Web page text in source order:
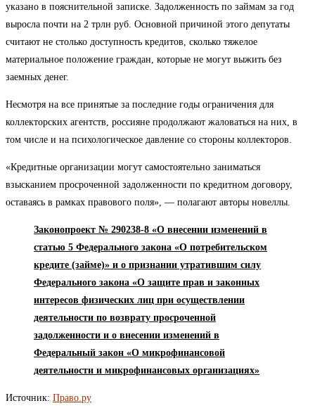
указано в пояснительной записке. Задолженность по займам за год
выросла почти на 2 трлн руб. Основной причиной этого депутаты
считают не столько доступность кредитов, сколько тяжелое
материальное положение граждан, которые не могут выжить без
заемных денег.
Несмотря на все принятые за последние годы ограничения для
коллекторских агентств, россияне продолжают жаловаться на них, в
том числе и на психологическое давление со стороны коллекторов.
«Кредитные организации могут самостоятельно заниматься
взысканием просроченной задолженности по кредитном договору,
оставаясь в рамках правового поля», — полагают авторы новеллы.
Законопроект № 290238-8 «О внесении изменений в
статью 5 Федерального закона «О потребительском
кредите (займе)» и о признании утратившим силу
Федерального закона «О защите прав и законных
интересов физических лиц при осуществлении
деятельности по возврату просроченной
задолженности и о внесении изменений в
Федеральный закон «О микрофинансовой
деятельности и микрофинансовых организациях»
Источник: Право.ру